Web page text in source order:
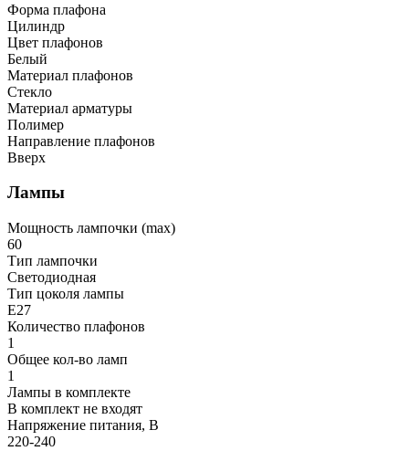
Форма плафона
Цилиндр
Цвет плафонов
Белый
Материал плафонов
Стекло
Материал арматуры
Полимер
Направление плафонов
Вверх
Лампы
Мощность лампочки (max)
60
Тип лампочки
Светодиодная
Тип цоколя лампы
E27
Количество плафонов
1
Общее кол-во ламп
1
Лампы в комплекте
В комплект не входят
Напряжение питания, В
220-240